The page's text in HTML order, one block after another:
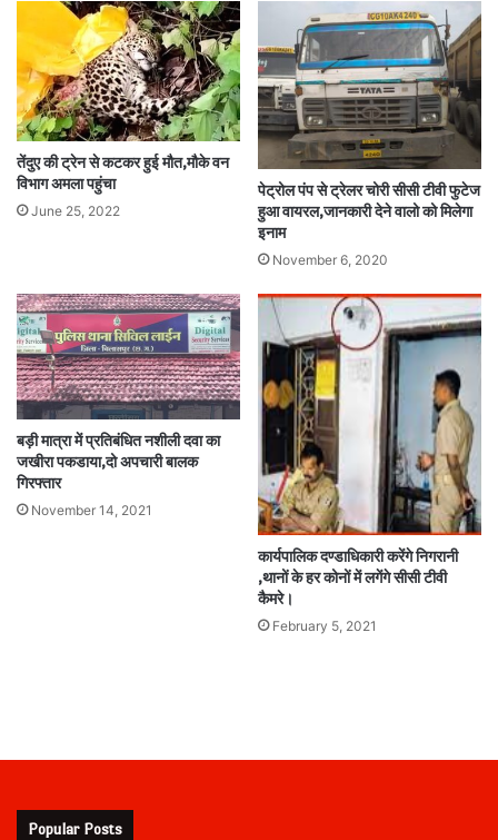
तेंदुए की ट्रेन से कटकर हुई मौत,मौके वन
विभाग अमला पहुंचा
June 25, 2022
पेट्रोल पंप से ट्रेलर चोरी सीसी टीवी फुटेज
हुआ वायरल,जानकारी देने वालो को मिलेगा
इनाम
November 6, 2020
बड़ी मात्रा में प्रतिबंधित नशीली दवा का
जखीरा पकडाया,दो अपचारी बालक
गिरफ्तार
November 14, 2021
कार्यपालिक दण्डाधिकारी करेंगे निगरानी
,थानों के हर कोनों में लगेंगे सीसी टीवी
कैमरे।
February 5, 2021
Popular Posts